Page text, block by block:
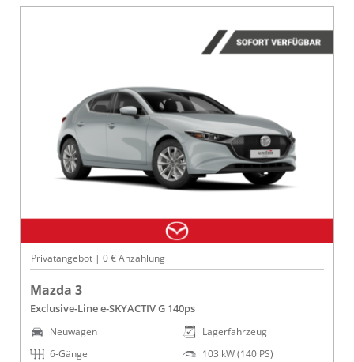
Privatangebot | 0 € Anzahlung
Mazda 3
Exclusive-Line e-SKYACTIV G 140ps
Neuwagen
6-Gänge
Lagerfahrzeug
103 kW (140 PS)